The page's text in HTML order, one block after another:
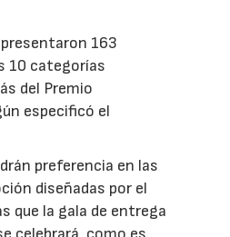
163
10 categorías
del Premio
especificó el
preferencia en las
diseñadas por el
que la gala de entrega